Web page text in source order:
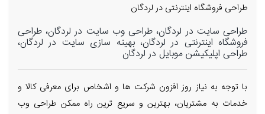
طراحی فروشگاه اینترنتی در لردگان
طراحی سایت در لردگان، طراحی وب سایت در لردگان، طراحی
فروشگاه اینترنتی در لردگان، بهینه سازی سایت در لردگان،
طراحی اپلیکیشن موبایل در لردگان
با توجه به نیاز روز افزون شرکت ها و اشخاص برای معرفی کالا و
خدمات به مشتریان، بهترین و سریع ترین راه ممکن طراحی وب